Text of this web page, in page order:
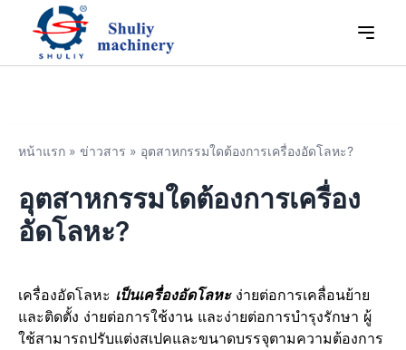
หน้าแรก » ข่าวสาร » อุตสาหกรรมใดต้องการเครื่องอัดโลหะ?
อุตสาหกรรมใดต้องการเครื่อง
อัดโลหะ?
เครื่องอัดโลหะ เป็นเครื่องอัดโลหะง่ายต่อการเคลื่อนย้าย
และติดตั้ง ง่ายต่อการใช้งาน และง่ายต่อการบำรุงรักษา ผู้
ใช้สามารถปรับแต่งสเปคและขนาดบรรจุตามความต้องการ